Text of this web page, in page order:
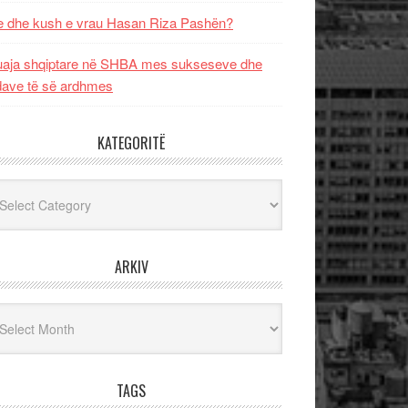
dhe kush e vrau Hasan Riza Pashën?
shqiptare në SHBA mes sukseseve dhe
të së ardhmes
KATEGORITË
ARKIV
TAGS